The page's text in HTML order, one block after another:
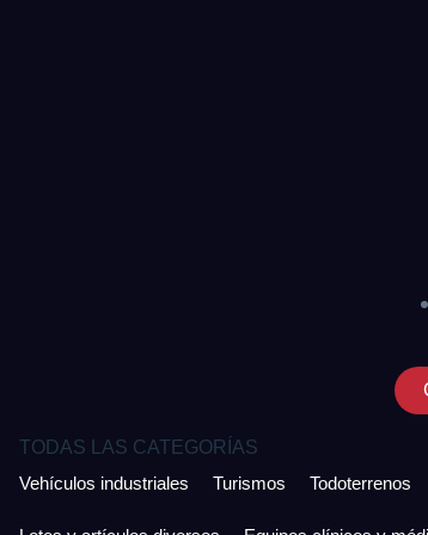
TODAS LAS CATEGORÍAS
Vehículos industriales
Turismos Todoterrenos